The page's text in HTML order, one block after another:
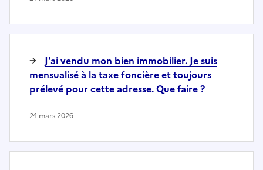
J'ai vendu mon bien immobilier. Je suis
mensualisé à la taxe foncière et toujours
prélevé pour cette adresse. Que faire ?
24 mars 2026